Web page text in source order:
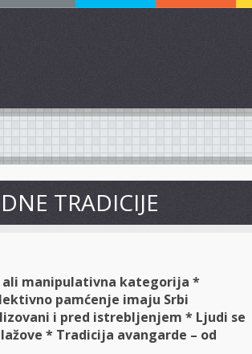
TRADICIJE
ali manipulativna kategorija *
pamćenje imaju Srbi
i pred istrebljenjem * Ljudi se
* Tradicija avangarde – od